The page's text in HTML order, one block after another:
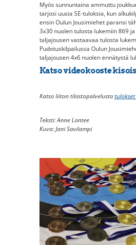
Myös sunnuntaina ammuttu
tarjosi uusia SE-tuloksia, kun
ensin Oulun Jousimiehet paransi
3x30 nuolen tulosta lukemiin 869 ja
taljajousen vastaavaa tulosta
Pudotuskilpailussa Oulun
taljajousen 4x6 nuolen ennätystä
Katso videokooste
Katso liiton tilastopalvelustatulokset
Teksti: Anne Lantee
Kuva: Jani Savilampi